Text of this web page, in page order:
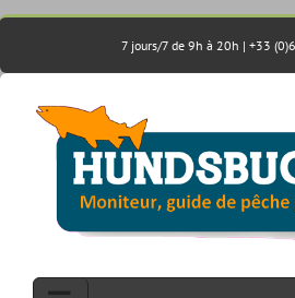
Passer
contenu
7 jours/7 de 9h à 20h | +33